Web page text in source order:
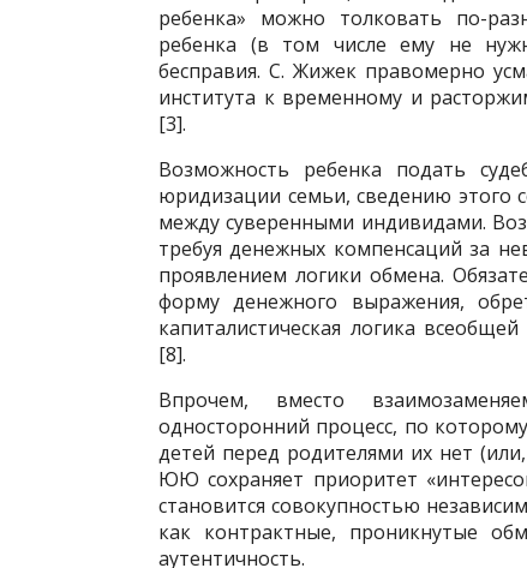
ребенка» можно толковать по-
ребенка (в том числе ему не
бесправия. С. Жижек правомерно
института к временному и
[3].
Возможность ребенка подать
юридизации семьи, сведению этого
между суверенными индивидами.
требуя денежных компенса­ций за
проявлением логики обмена.
форму денежного выражения,
капиталистическая логика
[8].
Впрочем, вместо
односторонний процесс, по
детей перед родителями их нет
ЮЮ сохраняет приоритет
становится совокуп­ностью
как контрактные, проникнутые
аутентичность.